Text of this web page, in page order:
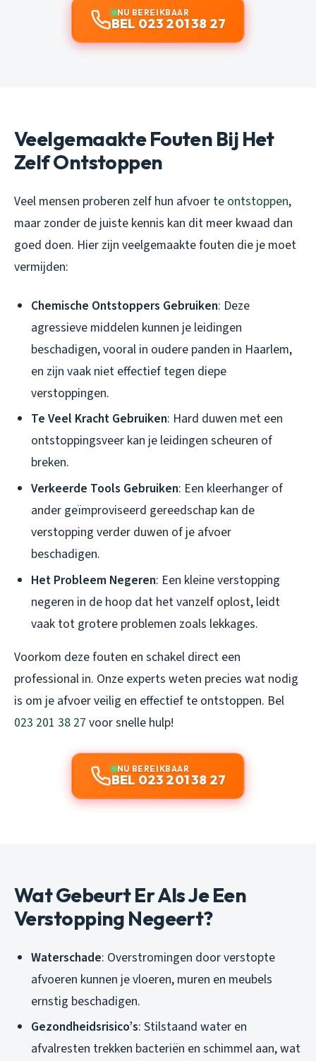
NU BEREIKBAAR
BEL 023 201 38 27
Veelgemaakte Fouten Bij Het
Zelf Ontstoppen
Veel mensen proberen zelf hun afvoer te ontstoppen,
maar zonder de juiste kennis kan dit meer kwaad dan
goed doen. Hier zijn veelgemaakte fouten die je moet
vermijden:
Chemische Ontstoppers Gebruiken: Deze
agressieve middelen kunnen je leidingen
beschadigen, vooral in oudere panden in Haarlem,
en zijn vaak niet effectief tegen diepe
verstoppingen.
Te Veel Kracht Gebruiken: Hard duwen met een
ontstoppingsveer kan je leidingen scheuren of
breken.
Verkeerde Tools Gebruiken: Een kleerhanger of
ander geïmproviseerd gereedschap kan de
verstopping verder duwen of je afvoer
beschadigen.
Het Probleem Negeren: Een kleine verstopping
negeren in de hoop dat het vanzelf oplost, leidt
vaak tot grotere problemen zoals lekkages.
Voorkom deze fouten en schakel direct een
professional in. Onze experts weten precies wat nodig
is om je afvoer veilig en effectief te ontstoppen. Bel
023 201 38 27 voor snelle hulp!
NU BEREIKBAAR
BEL 023 201 38 27
Wat Gebeurt Er Als Je Een
Verstopping Negeert?
Waterschade: Overstromingen door verstopte
afvoeren kunnen je vloeren, muren en meubels
ernstig beschadigen.
Gezondheidsrisico’s: Stilstaand water en
afvalresten trekken bacteriën en schimmel aan, wat